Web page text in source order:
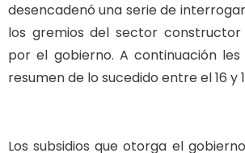
desencadenó una serie de
los gremios del sector
por el gobierno. A continuación
resumen de lo sucedido entre el 16 y
Los subsidios que otorga el